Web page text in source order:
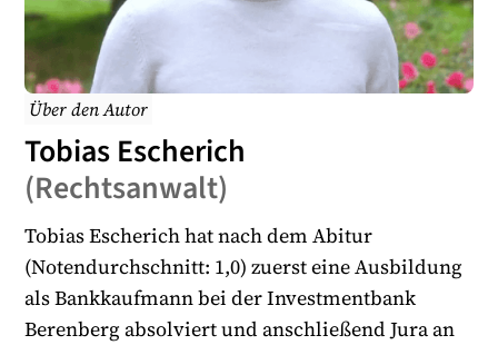
Über den Autor
Tobias Escherich
(Rechtsanwalt)
Tobias Escherich hat nach dem Abitur
(Notendurchschnitt: 1,0) zuerst eine Ausbildung
als Bankkaufmann bei der Investmentbank
Berenberg absolviert und anschließend Jura an